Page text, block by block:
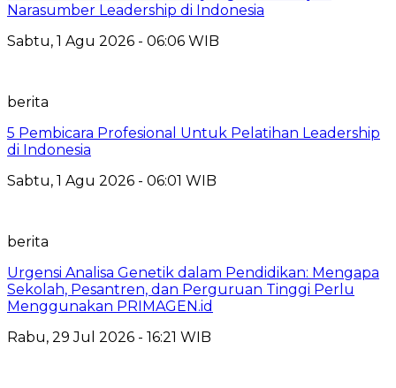
Narasumber Leadership di Indonesia
Sabtu, 1 Agu 2026 - 06:06 WIB
berita
5 Pembicara Profesional Untuk Pelatihan Leadership
di Indonesia
Sabtu, 1 Agu 2026 - 06:01 WIB
berita
Urgensi Analisa Genetik dalam Pendidikan: Mengapa
Sekolah, Pesantren, dan Perguruan Tinggi Perlu
Menggunakan PRIMAGEN.id
Rabu, 29 Jul 2026 - 16:21 WIB